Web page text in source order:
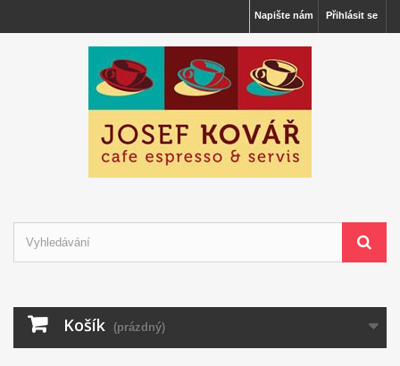
Přihlásit se
Napište nám
Košík (prázdný)